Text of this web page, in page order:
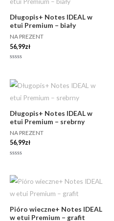
Długopis+ Notes IDEAL w
etui Premium – biały
NA PREZENT
56,99zł
5
Długopis+ Notes IDEAL w
etui Premium – srebrny
NA PREZENT
56,99zł
5
Pióro wieczne+ Notes IDEAL
w etui Premium – grafit